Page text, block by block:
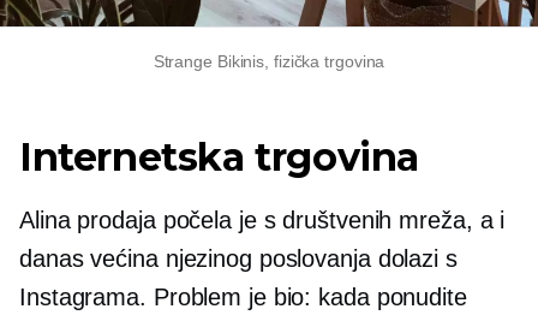
Strange Bikinis, fizička trgovina
Internetska trgovina
Alina prodaja počela je s društvenih mreža, a i
danas većina njezinog poslovanja dolazi s
Instagrama. Problem je bio: kada ponudite